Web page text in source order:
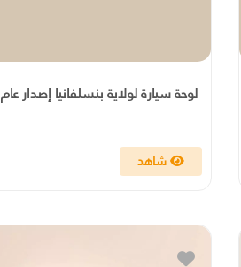
لوحة سيارة لولاية بنسلفانيا إصدار عام 1991
شاهد